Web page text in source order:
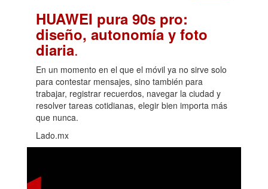
HUAWEI pura 90s pro:
diseño, autonomía y foto
diaria.
En un momento en el que el móvil ya no sirve solo
para contestar mensajes, sino también para
trabajar, registrar recuerdos, navegar la ciudad y
resolver tareas cotidianas, elegir bien importa más
que nunca.
Lado.mx